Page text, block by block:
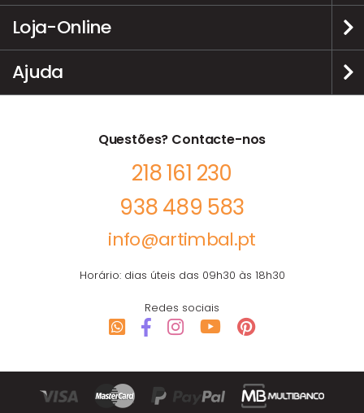
Loja-Online
Ajuda
Questões? Contacte-nos
218 161 230
938 489 583
info@artimbal.pt
Horário: dias úteis das 09h30 às 18h30
Redes sociais